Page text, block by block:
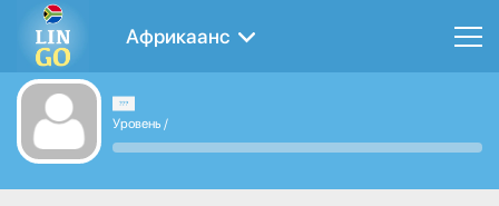
Африкаанс
Уровень /